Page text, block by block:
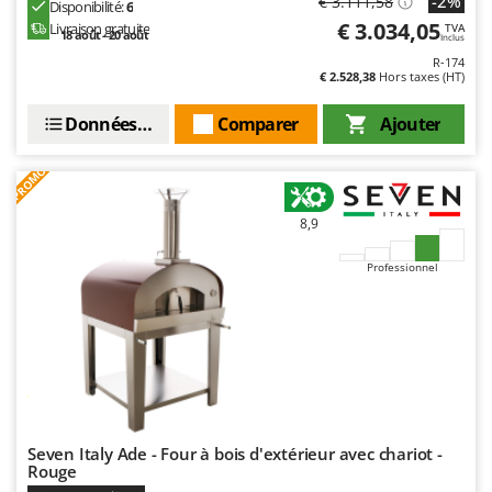
Oriental Koshin
Outdoorchef
Pramac
Prismafood
R.G.V.
Rato
Redback
Disponibilité:6
Livraison gratuite
18 août - 20 août € 3.034,05 TVA
Inclus
R-174
€ 2.528,38 Hors taxes (HT)
Ajouter
Comparer
Données techniques
PROMO
8,9
Professionnel
Seven Italy Ade - Four à bois d'extérieur avec chariot -
Rouge